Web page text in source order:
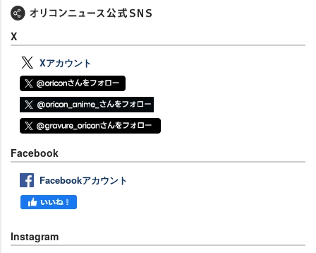
X
Xアカウント
Facebook
Facebookアカウント
Instagram